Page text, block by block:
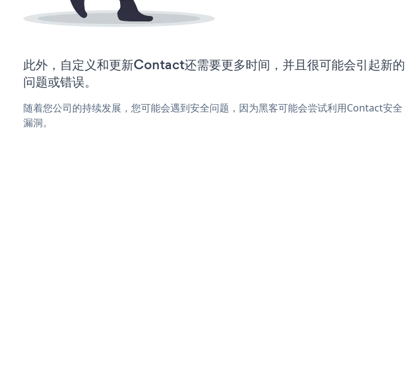
此外，自定义和更新Contact还需要更多时间，并且很可能会引起新的
问题或错误。
随着您公司的持续发展，您可能会遇到安全问题，因为黑客可能会尝试利用Contact安全
漏洞。